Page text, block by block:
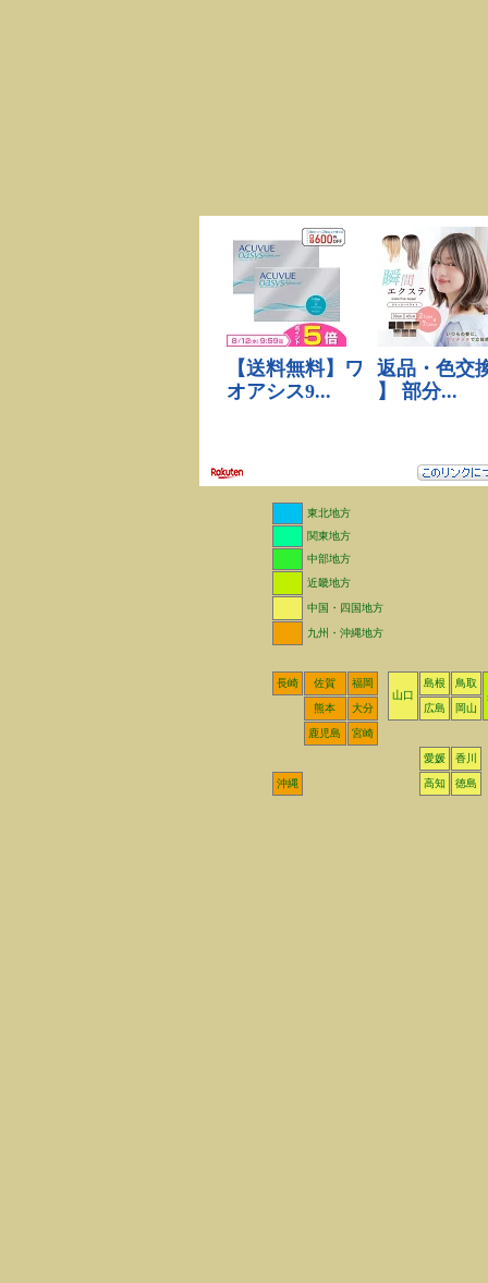
東北地方
関東地方
中部地方
近畿地方
中国・四国地方
九州・沖縄地方
長崎 佐賀
福岡
山口
島根
鳥取
熊本
大分 広島 岡山
鹿児島 宮崎
愛媛 香川
沖縄 高知 徳島